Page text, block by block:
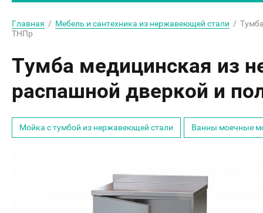
Главная
  /
Мебель и сантехника из нержавеющей стали
/
ТНПр
Тумба медицинская из
распашной дверкой и
Мойка с тумбой из нержавеющей стали Ванны моечные